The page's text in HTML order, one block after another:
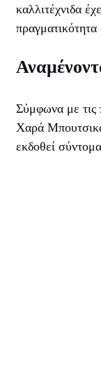
καλλιτέχνιδα
Σύμφωνα με τις
Χαρά
εκδοθεί